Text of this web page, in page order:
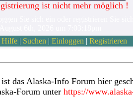
ist nicht mehr möglich !
Hilfe| Suchen | Einloggen | Registrieren
das Alaska-Info Forum hier
Forum unter https://